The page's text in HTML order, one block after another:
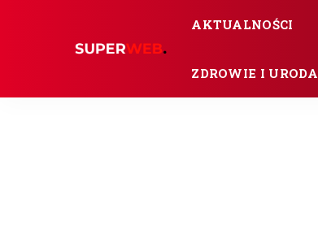
AKTUALNOŚCI
ZDROWIE I URODA